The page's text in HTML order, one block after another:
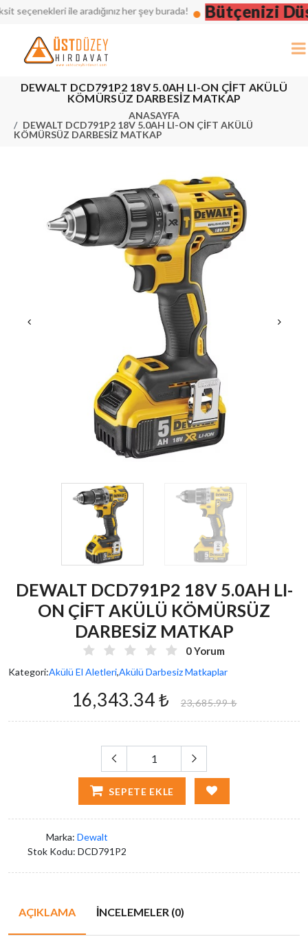
ile aradığınız her şey burada! Bütçenizi
DEWALT DCD791P2 18V 5.0AH LI-ON ÇİFT AKÜLÜ
KÖMÜRSÜZ DARBESİZ MATKAP
ANASAYFA
DEWALT DCD791P2 18V 5.0AH LI-ON ÇİFT AKÜLÜ
KÖMÜRSÜZ DARBESİZ MATKAP
DEWALT DCD791P2 18V 5.0AH LI-
ON ÇİFT AKÜLÜ KÖMÜRSÜZ
DARBESİZ MATKAP
0 Yorum
Kategori:Akülü El Aletleri,Akülü Darbesiz Matkaplar
16,343.34 ₺ 23,685.99 ₺
SEPETE EKLE
Marka: Dewalt
Stok Kodu: DCD791P2
AÇIKLAMA İNCELEMELER (0)